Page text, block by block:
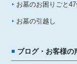
お墓のお困りごと47
お墓の引越し
ブログ・お客様の